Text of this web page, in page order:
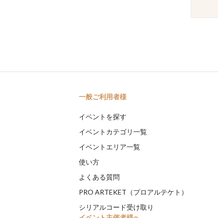
一般ご利用者様
イベントを探す
イベントカテゴリ一覧
イベントエリア一覧
使い方
よくある質問
PRO ARTEKET（プロアルテケト）
シリアルコード受け取り